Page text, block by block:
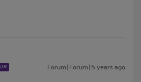
Forum|Forum|5 years ago